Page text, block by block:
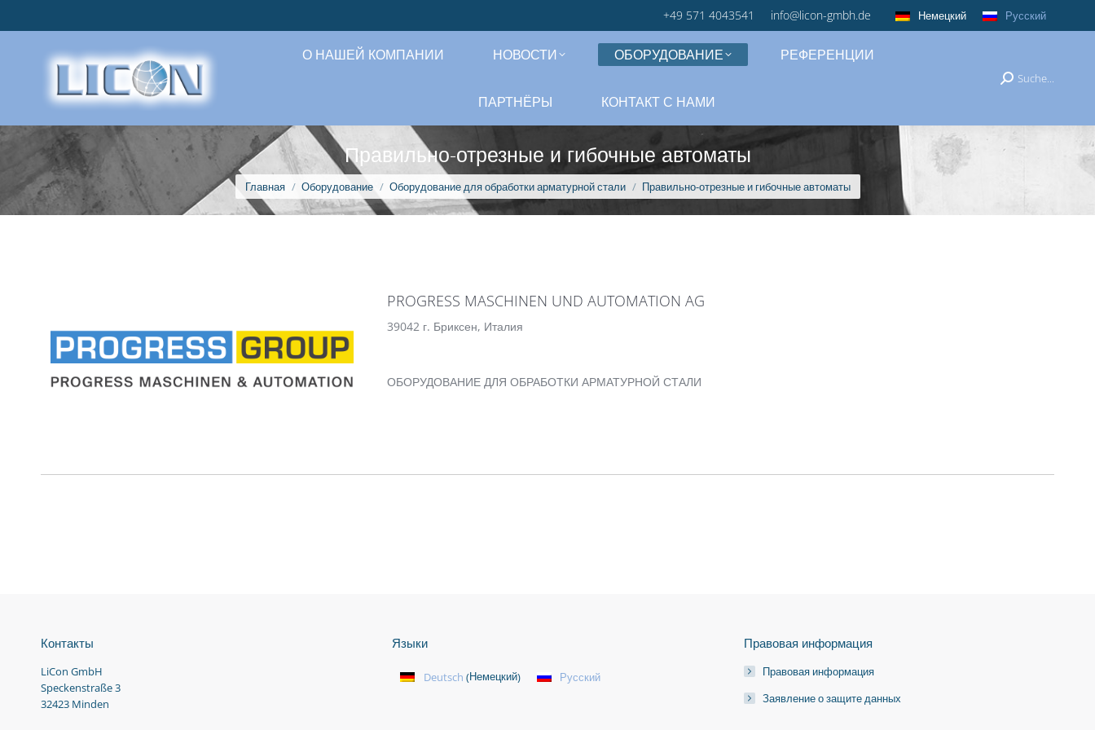
+49 571 4043541 info@licon-gmbh.de Немецкий Русский
О НАШЕЙ КОМПАНИИ НОВОСТИ ОБОРУДОВАНИЕ РЕФЕРЕНЦИИ
ПАРТНЁРЫ КОНТАКТ С НАМИ
Поиск:
Suche...
Правильно-отрезные и гибочные автоматы
Вы здесь:
Главная Оборудование Оборудование для обработки арматурной стали Правильно-отрезные и гибочные автоматы
PROGRESS MASCHINEN UND AUTOMATION AG
39042 г. Бриксен, Италия
ОБОРУДОВАНИЕ ДЛЯ ОБРАБОТКИ АРМАТУРНОЙ СТАЛИ
Контакты
LiCon GmbH
Speckenstraße 3
32423 Minden
Языки
Deutsch (Немецкий) Русский
Правовая информация
Правовая информация
Заявление о защите данных